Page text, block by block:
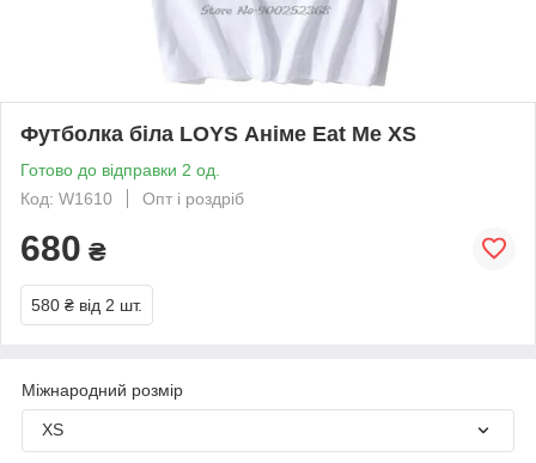
Футболка біла LOYS Аніме Eat Me XS
Готово до відправки 2 од.
Код: W1610
Опт і роздріб
680 ₴
580 ₴ від 2 шт.
Міжнародний розмір
XS